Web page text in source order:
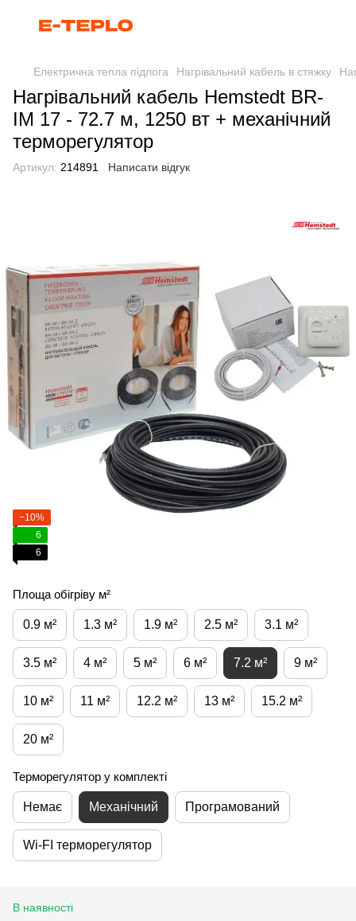
Електрична тепла підлога Нагрівальний кабель в стяжку
Нагрівальний кабель Hemstedt BR-
IM 17 - 72.7 м, 1250 вт + механічний
терморегулятор
Артикул: 214891 Написати відгук
−10%
6
6
Площа обігріву м²
0.9 м² 1.3 м² 1.9 м² 2.5 м² 3.1 м²
3.5 м² 4 м² 5 м² 6 м² 7.2 м² 9 м²
10 м² 11 м² 12.2 м² 13 м² 15.2 м²
20 м²
Терморегулятор у комплекті
Немає Механічний Програмований
Wi-FI терморегулятор
В наявності